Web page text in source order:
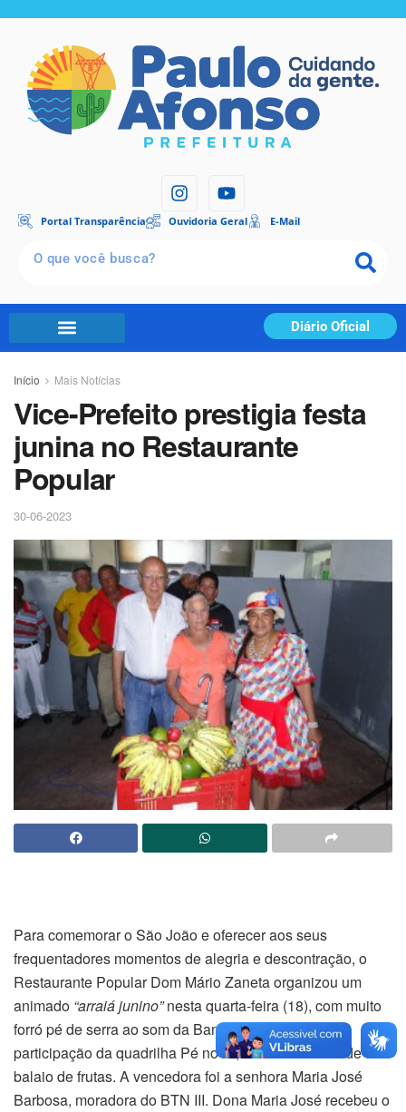
Portal Transparência Ouvidoria Geral E-Mail
Diário Oficial
Início Mais Notícias
Vice-Prefeito prestigia festa
junina no Restaurante
Popular
30-06-2023
Para comemorar o São João e oferecer aos seus
frequentadores momentos de alegria e descontração, o
Restaurante Popular Dom Mário Zaneta organizou um
animado “arraiá junino”nesta quarta-feira (18), com muito
forró pé de serra ao som da Banda Brilho do Forró, a
participação da quadrilha Pé no Ar, além do sorteio de um
balaio de frutas. A vencedora foi a senhora Maria José
Barbosa, moradora do BTN III. Dona Maria José recebeu o